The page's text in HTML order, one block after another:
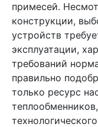
примесей.
конструкции,
устройств
эксплуатации,
требований
правильно
только ресурс